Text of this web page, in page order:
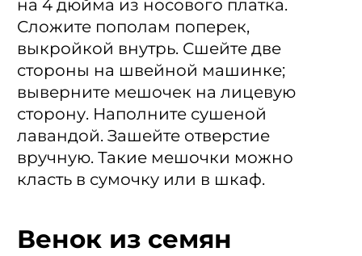
на 4 дюйма из носового платка.
Сложите пополам поперек,
выкройкой внутрь. Сшейте две
стороны на швейной машинке;
выверните мешочек на лицевую
сторону. Наполните сушеной
лавандой. Зашейте отверстие
вручную. Такие мешочки можно
класть в сумочку или в шкаф.
Венок из семян